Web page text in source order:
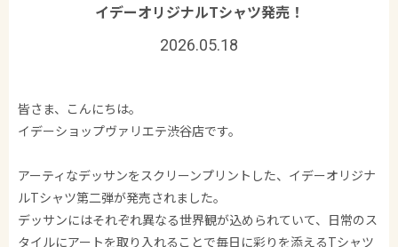
イデーオリジナルTシャツ発売！
2026.05.18
皆さま、こんにちは。
イデーショップヴァリエテ渋谷店です。
アーティなデッサンをスクリーンプリントした、イデーオリジナ
ルTシャツ第二弾が発売されました。
デッサンにはそれぞれ異なる世界観が込められていて、日常のス
タイルにアートを取り入れることで毎日に彩りを添えるTシャツ